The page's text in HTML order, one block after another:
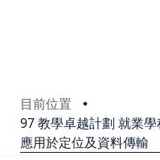
目前位置
97 教學卓越計劃 就業
應用於定位及資料傳輸